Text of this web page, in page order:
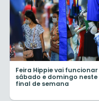
Feira Hippie vai funcionar
sábado e domingo neste
final de semana